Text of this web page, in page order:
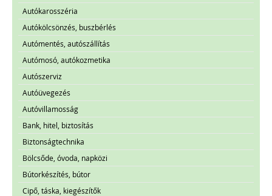
Autókarosszéria
Autókölcsönzés, buszbérlés
Autómentés, autószállítás
Autómosó, autókozmetika
Autószerviz
Autóüvegezés
Autóvillamosság
Bank, hitel, biztosítás
Biztonságtechnika
Bölcsőde, óvoda, napközi
Bútorkészítés, bútor
Cipő, táska, kiegészítők